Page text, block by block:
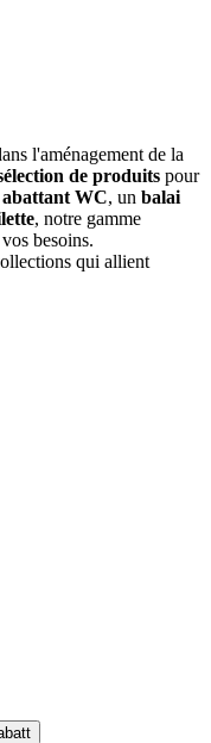
l'aménagement de la
de produits pour
abattant WC, un balai
, notre gamme
besoins.
qui allient